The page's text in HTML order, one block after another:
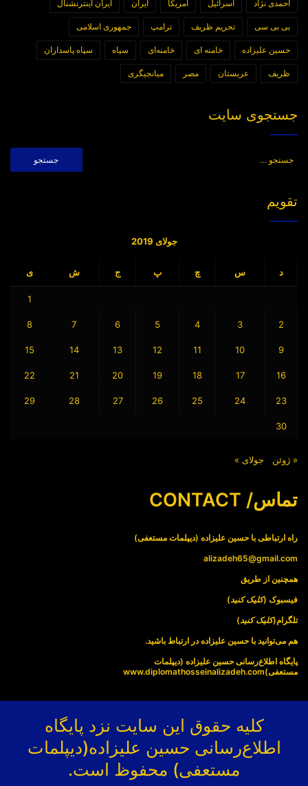
احمدی نژاد اسرائیل امریکا ایران ایران اینترنشنال
بی بی سی تحریم ظریف ترامپ جمهوری اسلامی
حسین علیزاده خامنه ای خامنه‌ای سپاه سپاه پاسداران
ظریف عربستان مصر میانجیگری
جستجوی سایت
تقویم
جولای 2019
د س چ پ ج ش ی
1
2
3
4
5
6
7
8
9
10
11
12
13
14
15
16
17
18
19
20
21
22
23
24
25
26
27
28
29
30
« ژوئن جولای »
تماس/ CONTACT
راه ارتباطی با حسین علیزاده (دیپلمات مستعفی)
alizadeh65@gmail.com
همچنین از طریق
فیسبوک (کلیک کنید)
تلگرام(کلیک کنید)
هم می‌توانید با حسین علیزاده در ارتباط باشید.
پایگاه اطلاع‌رسانی حسین علیزاده (دیپلمات
مستعفی)www.diplomathosseinalizadeh.com
کلیه حقوق این سایت نزد پایگاه
اطلاع‌رسانی حسین علیزاده(دیپلمات
مستعفی) محفوظ است.